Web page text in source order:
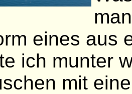
eines aus
ich munter
mit